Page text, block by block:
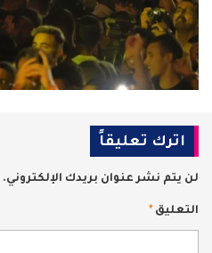
اترك تعليقاً
لن يتم نشر عنوان بريدك الإلكتروني.
التعليق *